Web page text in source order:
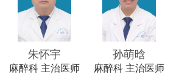
朱怀宇
麻醉科 主治医师
孙萌晗
麻醉科 主治医师